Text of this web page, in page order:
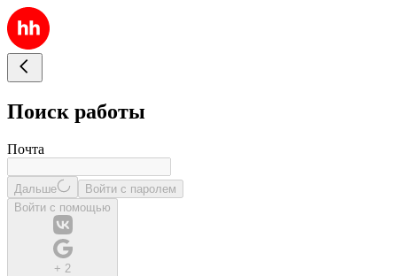
Поиск работы
Почта
Дальше
Войти с паролем
Войти с помощью
+ 2